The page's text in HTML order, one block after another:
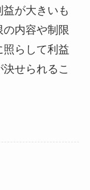
益が大きいも
内容や制限
らして利益
せられるこ